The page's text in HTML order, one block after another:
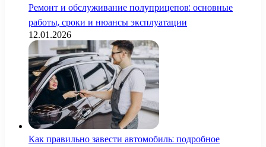
Ремонт и обслуживание полуприцепов: основные
работы, сроки и нюансы эксплуатации
12.01.2026
Как правильно завести автомобиль: подробное